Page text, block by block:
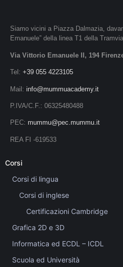
Siamo vicini a Piazza Dalmazia,
Emanuele” della linea T1 della
Via Vittorio Emanuele II, 194
Tel: +39 055 4223105
Mail: info@mummuacademy.it
P.IVA/C.F.: 06325480488
PEC: mummu@pec.mummu.it
REA FI -619533
Corsi
Corsi di lingua
Corsi di inglese
Certificazioni Cambridge
Grafica 2D e 3D
Informatica ed ECDL – ICDL
Scuola ed Università